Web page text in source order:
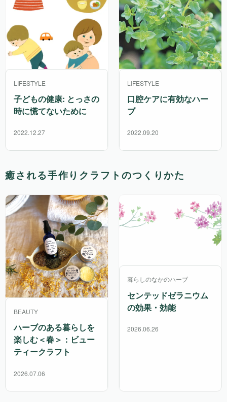
LIFESTYLE
子どもの健康: とっさの
時に慌てないために
2022.12.27
LIFESTYLE
口腔ケアに有効なハー
ブ
2022.09.20
癒される手作りクラフトのつくりかた
BEAUTY
ハーブのある暮らしを
楽しむ＜春＞：ビュー
ティークラフト
2026.07.06
暮らしのなかのハーブ
センテッドゼラニウム
の効果・効能
2026.06.26